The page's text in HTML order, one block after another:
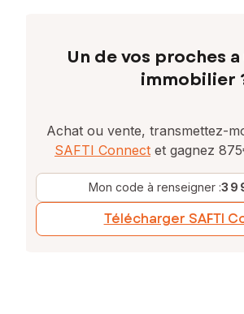
Un de vos proches
immobilier
Achat ou vente, transmettez-
SAFTI Connect et gagnez
Mon code à renseigner :
Télécharger SAFTI